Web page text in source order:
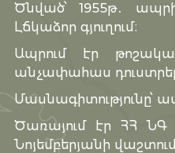
Ծնված՝ 1955թ․
Լճկաձոր գյուղում։
Ապրում էր
անչափահաս
Մասնագիտությունը՝
Ծառայում էր ՀՀ ՆԳ
Նոյեմբերյանի